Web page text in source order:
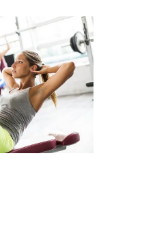
Тренажеры в зале